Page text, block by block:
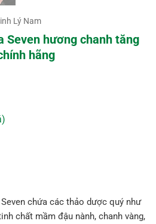
Lý Nam
Seven hương chanh tăng
hãng
chứa các thảo dược quý như
chất mầm đậu nành, chanh vàng,